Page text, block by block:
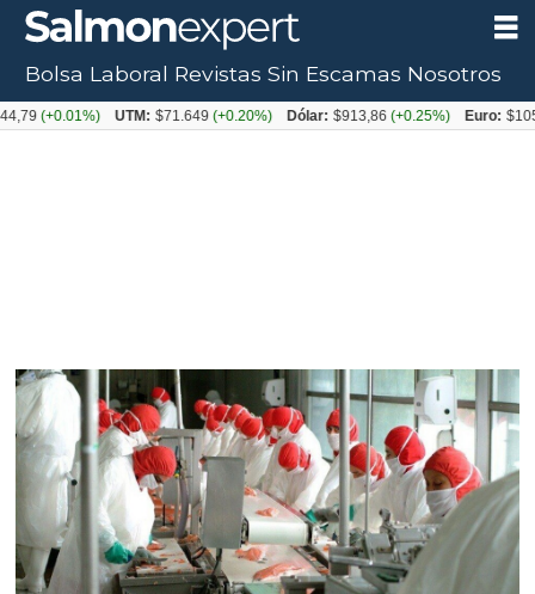
Bolsa Laboral Revistas Sin Escamas Nosotros
UTM: $71.649(+0.20%) Dólar: $913,86(+0.25%) Euro: $1053,08